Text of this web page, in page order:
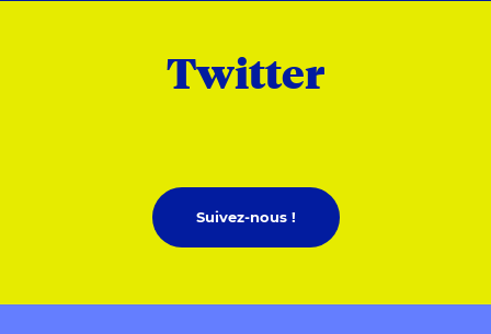
Twitter
Suivez-nous !